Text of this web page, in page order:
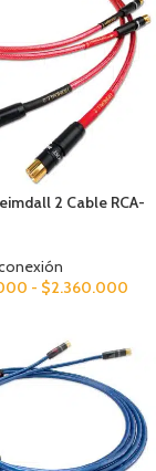
2 Cable RCA-
- $2.360.000